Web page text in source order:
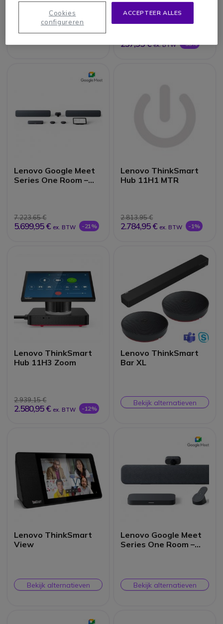
139,95 €
5 van 1 Reviews
237,95 € ex. BTW -38%
Lenovo Google Meet
Series One Room –
7.223,65 €
5.699,95 € ex. BTW -21%
Lenovo ThinkSmart
Hub 11H1 MTR
2.813,95 €
2.784,95 € ex. BTW -1%
Lenovo ThinkSmart
Hub 11H3 Zoom
2.939,15 €
2.580,95 € ex. BTW -12%
Lenovo ThinkSmart
Bar XL
Bekijk alternatieven
Lenovo ThinkSmart
View
Bekijk alternatieven
Lenovo Google Meet
Series One Room –
Bekijk alternatieven
ACCEPTEER ALLES
Cookies
configureren